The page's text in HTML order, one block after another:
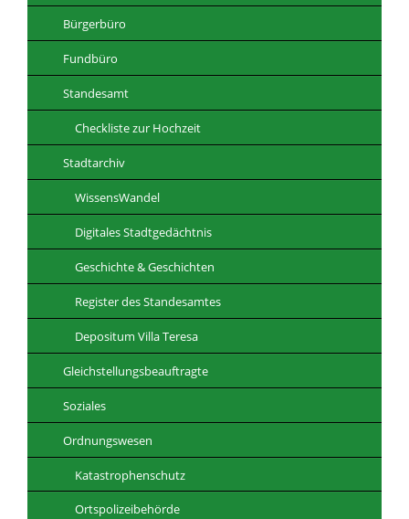
Bürgerbüro
Fundbüro
Standesamt
Checkliste zur Hochzeit
Stadtarchiv
WissensWandel
Digitales Stadtgedächtnis
Geschichte & Geschichten
Register des Standesamtes
Depositum Villa Teresa
Gleichstellungsbeauftragte
Soziales
Ordnungswesen
Katastrophenschutz
Ortspolizeibehörde